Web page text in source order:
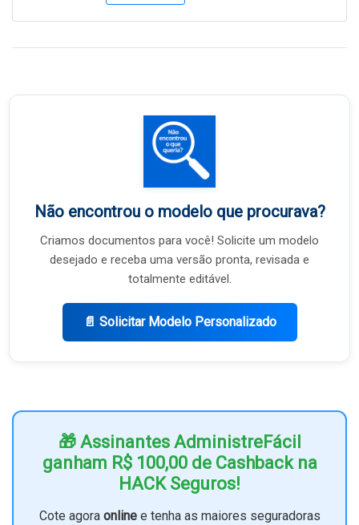
Não encontrou o modelo que procurava?
Criamos documentos para você! Solicite um modelo
desejado e receba uma versão pronta, revisada e
totalmente editável.
📄 Solicitar Modelo Personalizado
🎁 Assinantes AdministreFácil
ganham R$ 100,00 de Cashback na
HACK Seguros!
Cote agora onlinee tenha as maiores seguradoras